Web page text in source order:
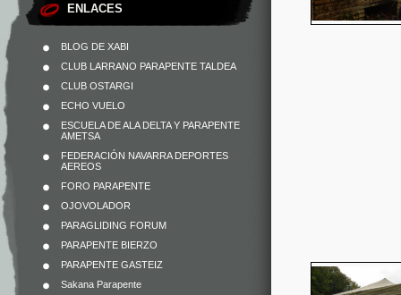
ENLACES
BLOG DE XABI
CLUB LARRANO PARAPENTE TALDEA
CLUB OSTARGI
ECHO VUELO
ESCUELA DE ALA DELTA Y PARAPENTE
AMETSA
FEDERACIÓN NAVARRA DEPORTES
AEREOS
FORO PARAPENTE
OJOVOLADOR
PARAGLIDING FORUM
PARAPENTE BIERZO
PARAPENTE GASTEIZ
Sakana Parapente